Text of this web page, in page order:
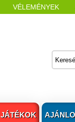
VÉLEMÉNYEK